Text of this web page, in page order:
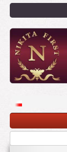
Перейти
основному
содержанию